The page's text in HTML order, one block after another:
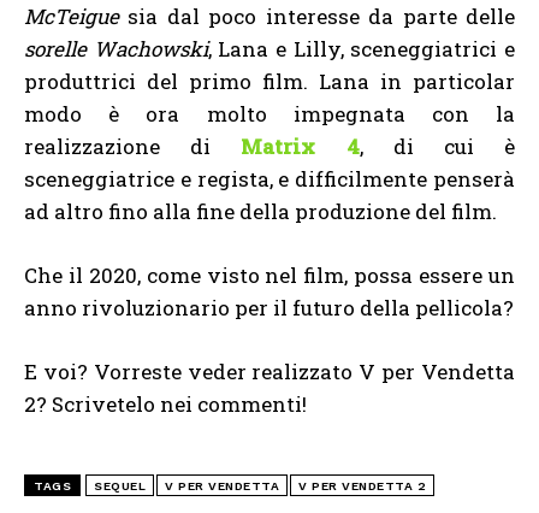
McTeiguesia dal poco interesse da parte delle
sorelle Wachowski, Lana e Lilly, sceneggiatrici e
produttrici del primo film. Lana in particolar
modo è ora molto impegnata con la
realizzazione di Matrix 4, di cui è
sceneggiatrice e regista, e difficilmente penserà
ad altro fino alla fine della produzione del film.
Che il 2020, come visto nel film, possa essere un
anno rivoluzionario per il futuro della pellicola?
E voi? Vorreste veder realizzato V per Vendetta
2? Scrivetelo nei commenti!
TAGS SEQUEL V PER VENDETTA V PER VENDETTA 2